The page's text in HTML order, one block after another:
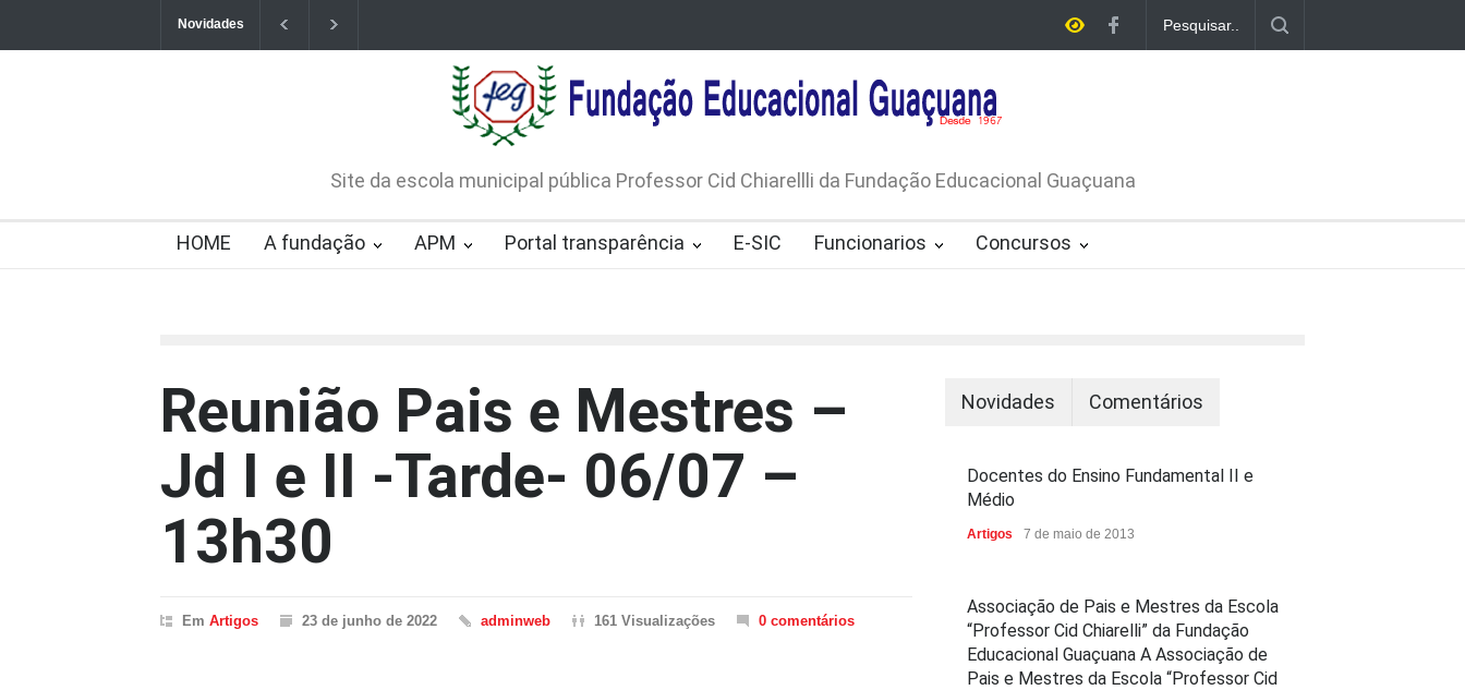
Novidades
CHAMAMENTO PÚBLICO N. 001/2026-EDITAL DE
CREDENCIAMENTO DE RÁDIOS E JORNAIS IMPRESSOS
LICITAÇÃO Nº 53/2026-PROCESSO ADMINISTRATIVO Nº
165/2026
Site da escola municipal pública Professor Cid Chiarellli da Fundação Educacional Guaçuana
HOME A fundação APM Portal transparência E-SIC Funcionarios Concursos
Reunião Pais e Mestres –
Jd I e II -Tarde- 06/07 –
13h30
Em Artigos 23 de junho de 2022 adminweb 161 Visualizações 0 comentários
Novidades Comentários
Docentes do Ensino Fundamental II e
Médio
Artigos 7 de maio de 2013
Associação de Pais e Mestres da Escola
“Professor Cid Chiarelli” da Fundação
Educacional Guaçuana A Associação de
Pais e Mestres da Escola “Professor Cid